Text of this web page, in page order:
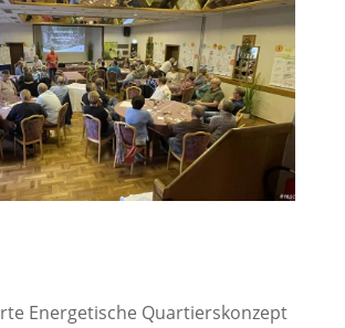
Energetische Quartierskonzept